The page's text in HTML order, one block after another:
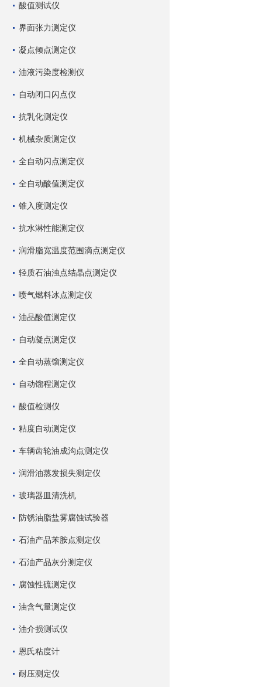
酸值测试仪
界面张力测定仪
凝点倾点测定仪
油液污染度检测仪
自动闭口闪点仪
抗乳化测定仪
机械杂质测定仪
全自动闪点测定仪
全自动酸值测定仪
锥入度测定仪
抗水淋性能测定仪
润滑脂宽温度范围滴点测定仪
轻质石油浊点结晶点测定仪
喷气燃料冰点测定仪
油品酸值测定仪
自动凝点测定仪
全自动蒸馏测定仪
自动馏程测定仪
酸值检测仪
粘度自动测定仪
车辆齿轮油成沟点测定仪
润滑油蒸发损失测定仪
玻璃器皿清洗机
防锈油脂盐雾腐蚀试验器
石油产品苯胺点测定仪
石油产品灰分测定仪
腐蚀性硫测定仪
油含气量测定仪
油介损测试仪
恩氏粘度计
耐压测定仪